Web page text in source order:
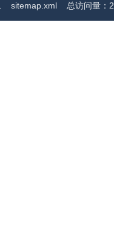
sitemap.xml 总访问量：